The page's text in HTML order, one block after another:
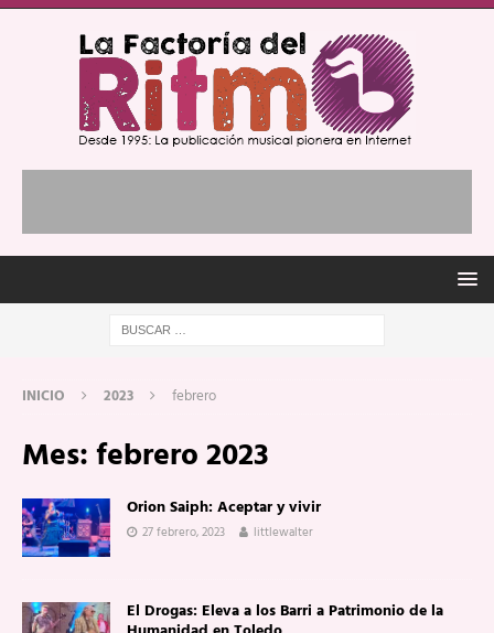
INICIO 2023 febrero
Mes:febrero 2023
Orion Saiph: Aceptar y vivir
27 febrero, 2023 littlewalter
El Drogas: Eleva a los Barri a Patrimonio de la